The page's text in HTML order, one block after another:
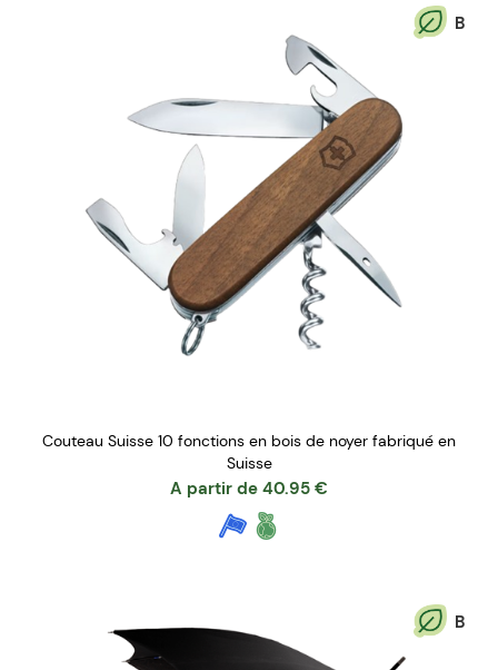
B
Couteau Suisse 10 fonctions en bois de noyer fabriqué en
Suisse
A partir de 40.95 €
B